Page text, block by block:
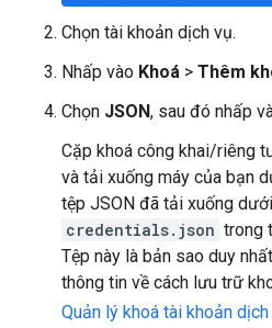
Chọn tài khoản dịch vụ.
Nhấp vào Khoá > Thêm
Chọn JSON, sau đó nhấp
Cặp khoá công khai/riêng
và tải xuống máy của bạn
tệp JSON đã tải xuống
credentials.json trong
Tệp này là bản sao duy
thông tin về cách lưu trữ
Quản lý khoá tài khoản dịch